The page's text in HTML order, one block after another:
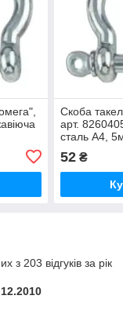
Скоба
арт.
сталь А4,
52₴
з 203 відгуків за рік